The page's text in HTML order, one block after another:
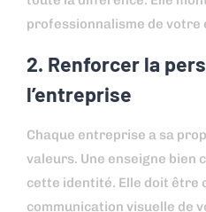
professionnalisme de votre
2. Renforcer la
l’entreprise
Chaque entreprise a sa
valeurs. Une enseigne bien
cette identité. Elle doit être
communication visuelle de